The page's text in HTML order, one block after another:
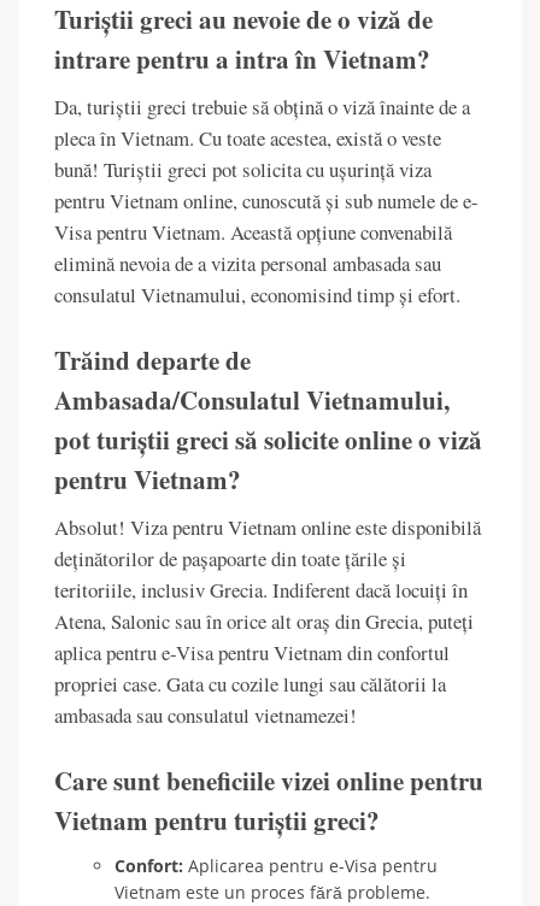
Turiștii greci au nevoie de o viză de
intrare pentru a intra în Vietnam?
Da, turiștii greci trebuie să obțină o viză înainte de a
pleca în Vietnam. Cu toate acestea, există o veste
bună! Turiștii greci pot solicita cu ușurință viza
pentru Vietnam online, cunoscută și sub numele de e-
Visa pentru Vietnam. Această opțiune convenabilă
elimină nevoia de a vizita personal ambasada sau
consulatul Vietnamului, economisind timp și efort.
Trăind departe de
Ambasada/Consulatul Vietnamului,
pot turiștii greci să solicite online o viză
pentru Vietnam?
Absolut! Viza pentru Vietnam online este disponibilă
deținătorilor de pașapoarte din toate țările și
teritoriile, inclusiv Grecia. Indiferent dacă locuiți în
Atena, Salonic sau în orice alt oraș din Grecia, puteți
aplica pentru e-Visa pentru Vietnam din confortul
propriei case. Gata cu cozile lungi sau călătorii la
ambasada sau consulatul vietnamezei!
Care sunt beneficiile vizei online pentru
Vietnam pentru turiștii greci?
Confort: Aplicarea pentru e-Visa pentru
Vietnam este un proces fără probleme.